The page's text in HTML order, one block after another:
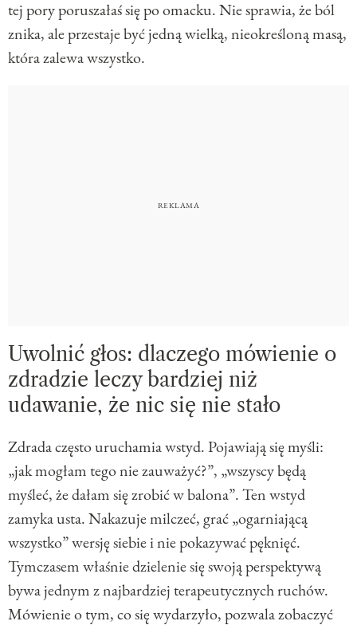
tej pory poruszałaś się po omacku. Nie sprawia, że ból
znika, ale przestaje być jedną wielką, nieokreśloną masą,
która zalewa wszystko.
Uwolnić głos: dlaczego mówienie o
zdradzie leczy bardziej niż
udawanie, że nic się nie stało
Zdrada często uruchamia wstyd. Pojawiają się myśli:
„jak mogłam tego nie zauważyć?”, „wszyscy będą
myśleć, że dałam się zrobić w balona”. Ten wstyd
zamyka usta. Nakazuje milczeć, grać „ogarniającą
wszystko” wersję siebie i nie pokazywać pęknięć.
Tymczasem właśnie dzielenie się swoją perspektywą
bywa jednym z najbardziej terapeutycznych ruchów.
Mówienie o tym, co się wydarzyło, pozwala zobaczyć